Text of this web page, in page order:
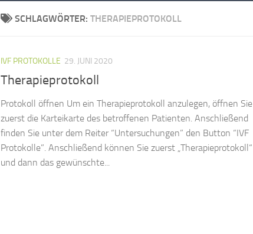
SCHLAGWÖRTER: THERAPIEPROTOKOLL
IVF PROTOKOLLE 29. JUNI 2020
Therapieprotokoll
Protokoll öffnen Um ein Therapieprotokoll anzulegen, öffnen Sie
zuerst die Karteikarte des betroffenen Patienten. Anschließend
finden Sie unter dem Reiter “Untersuchungen” den Button “IVF
Protokolle”. Anschließend können Sie zuerst „Therapieprotokoll“
und dann das gewünschte...